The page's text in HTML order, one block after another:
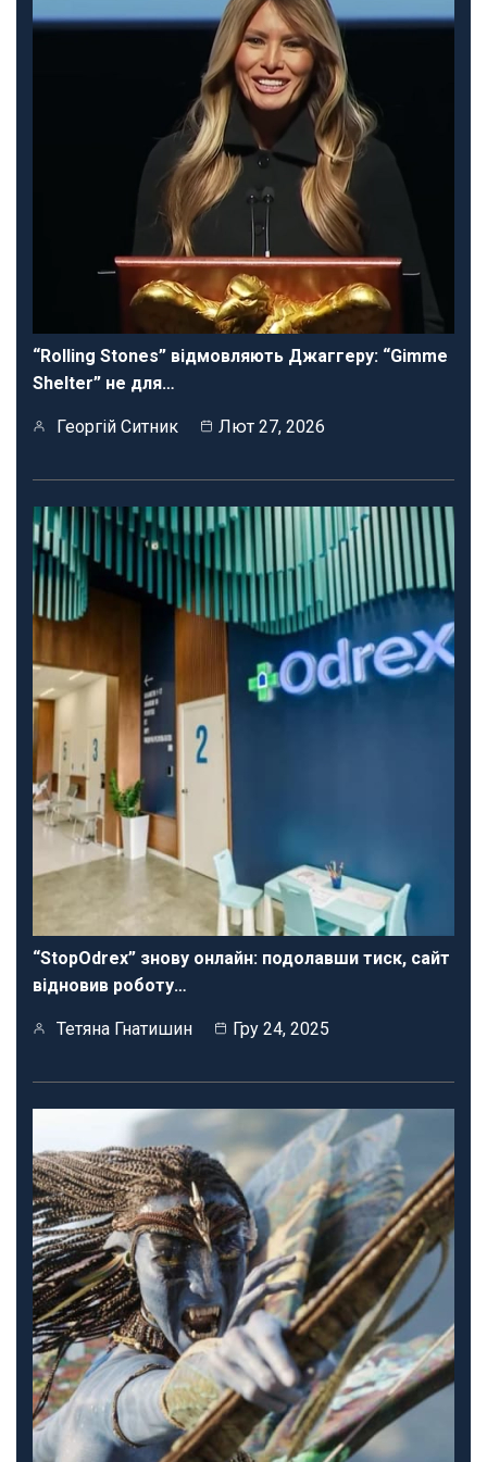
“Rolling Stones” відмовляють Джаггеру: “Gimme
Shelter” не для…
Георгій Ситник Лют 27, 2026
“StopOdrex” знову онлайн: подолавши тиск, сайт
відновив роботу…
Тетяна Гнатишин Гру 24, 2025